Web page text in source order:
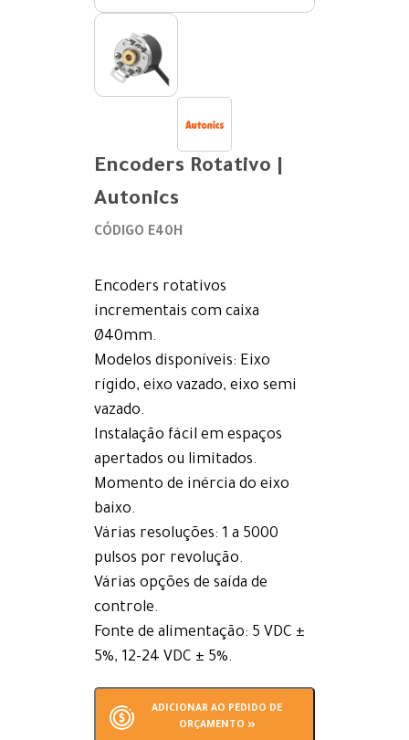
Encoders Rotativo |
Autonics
CÓDIGO E40H
Encoders rotativos
incrementais com caixa
Ø40mm.
Modelos disponíveis: Eixo
rígido, eixo vazado, eixo semi
vazado.
Instalação fácil em espaços
apertados ou limitados.
Momento de inércia do eixo
baixo.
Várias resoluções: 1 a 5000
pulsos por revolução.
Várias opções de saída de
controle.
Fonte de alimentação: 5 VDC ±
5%, 12-24 VDC ± 5%.
ADICIONAR AO PEDIDO DE
ORÇAMENTO »